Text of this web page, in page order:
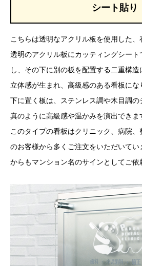
シート貼り
こちらは透明なアクリル板を使用した、
透明のアクリル板にカッティングシート
し、その下に別の板を配置する二重構
立体感が生まれ、高級感のある看板にな
下に置く板は、ステンレス調や木目調
真のように高級感や温かみを演出できま
このタイプの看板はクリニック、病院
のお客様から多くご注文をいただいて
からもマンション名のサインとしてご依